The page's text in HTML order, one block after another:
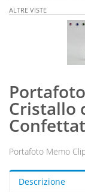
ALTRE VISTE
Cristallo
Portafoto Memo
Descrizione